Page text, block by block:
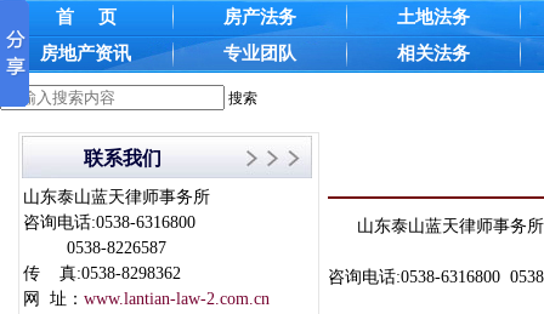
首 页 房产法务
土地法务
房地产资讯
专业团队 相关法务
搜索
联系我们
山东泰山蓝天律师事务所
咨询电话:0538-6316800
0538-8226587
传 真:0538-8298362
网 址： www.lantian-law-2.com.cn
山东泰山蓝天律师事务
咨询电话:0538-6316800